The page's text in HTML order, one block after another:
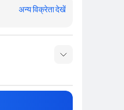
अन्य विक्रेता देखें